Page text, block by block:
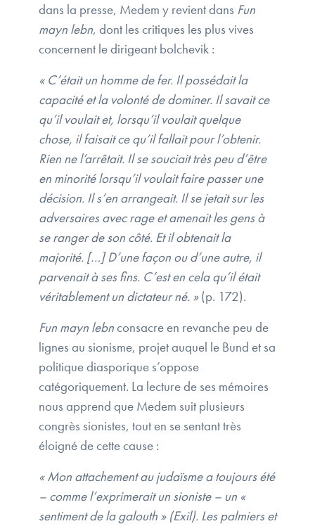
dans la presse, Medem y revient dans Fun
mayn lebn, dont les critiques les plus vives
concernent le dirigeant bolchevik :
« C’était un homme de fer. Il possédait la
capacité et la volonté de dominer. Il savait ce
qu’il voulait et, lorsqu’il voulait quelque
chose, il faisait ce qu’il fallait pour l’obtenir.
Rien ne l’arrêtait. Il se souciait très peu d’être
en minorité lorsqu’il voulait faire passer une
décision. Il s’en arrangeait. Il se jetait sur les
adversaires avec rage et amenait les gens à
se ranger de son côté. Et il obtenait la
majorité. […] D’une façon ou d’une autre, il
parvenait à ses fins. C’est en cela qu’il était
véritablement un dictateur né. »(p. 172).
Fun mayn lebnconsacre en revanche peu de
lignes au sionisme, projet auquel le Bund et sa
politique diasporique s’oppose
catégoriquement. La lecture de ses mémoires
nous apprend que Medem suit plusieurs
congrès sionistes, tout en se sentant très
éloigné de cette cause :
« Mon attachement au judaïsme a toujours été
– comme l’exprimerait un sioniste – un «
sentiment de la galouth » (Exil). Les palmiers et